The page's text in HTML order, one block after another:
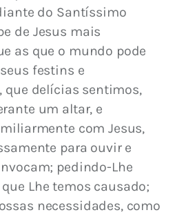
do Santíssimo
de Jesus mais
as que o mundo pode
festins e
que delícias sentimos,
um altar, e
com Jesus,
para ouvir e
pedindo-Lhe
Lhe temos causado;
necessidades, como